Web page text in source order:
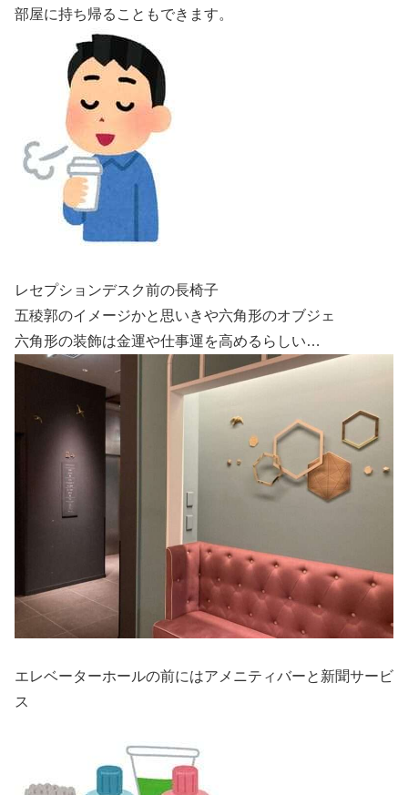
部屋に持ち帰ることもできます。
レセプションデスク前の長椅子
五稜郭のイメージかと思いきや六角形のオブジェ
六角形の装飾は金運や仕事運を高めるらしい…
エレベーターホールの前にはアメニティバーと新聞サービ
ス